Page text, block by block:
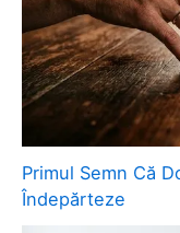
Primul Semn Că
Îndepărteze